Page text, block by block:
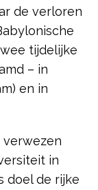
de verloren
tijdelijke
– in
en in
in
doel de rijke